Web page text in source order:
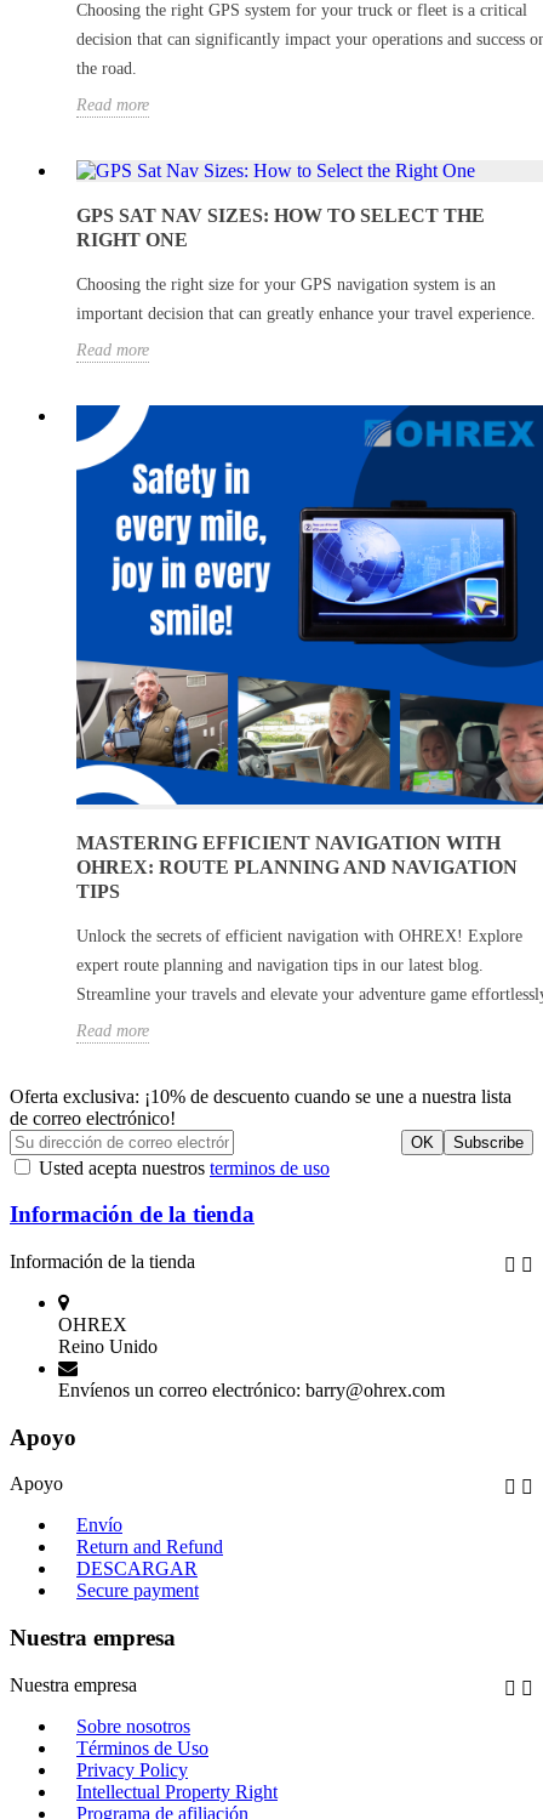
Choosing the right GPS system for your truck or fleet is a critical
decision that can significantly impact your operations and success
the road.
Read more
GPS SAT NAV SIZES: HOW TO SELECT THE
RIGHT ONE
Choosing the right size for your GPS navigation system is an
important decision that can greatly enhance your travel experience.
Read more
MASTERING EFFICIENT NAVIGATION WITH
OHREX: ROUTE PLANNING AND NAVIGATION
TIPS
Unlock the secrets of efficient navigation with OHREX! Explore
expert route planning and navigation tips in our latest blog.
Streamline your travels and elevate your adventure game
Read more
Oferta exclusiva: ¡10% de descuento cuando se une a nuestra lista
de correo electrónico!
Usted acepta nuestros terminos de uso
Información de la tienda
Información de la tienda  
OHREX
Reino Unido
Envíenos un correo electrónico: barry@ohrex.com
Apoyo
Apoyo  
Envío
Return and Refund
DESCARGAR
Secure payment
Nuestra empresa
Nuestra empresa  
Sobre nosotros
Términos de Uso
Privacy Policy
Intellectual Property Right
Programa de afiliación